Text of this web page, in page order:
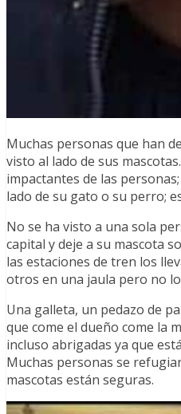
Muchas personas que han
visto al lado de sus
impactantes de las
lado de su gato o su perro;
No se ha visto a una sola
capital y deje a su mascota
las estaciones de tren los
otros en una jaula pero no
Una galleta, un pedazo de
que come el dueño come la
incluso abrigadas ya que
Muchas personas se
mascotas están seguras.